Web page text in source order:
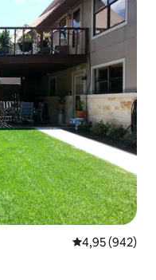
Gemiddelde
4,95 (942)